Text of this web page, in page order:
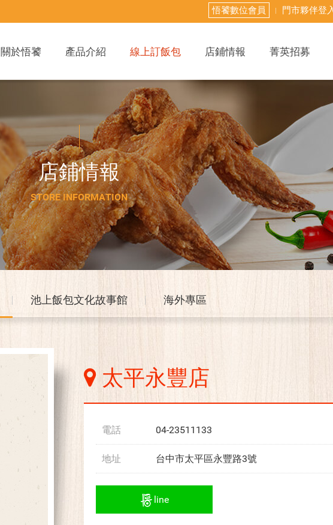
悟饕數位會員 門市夥伴登
關於悟饕 產品介紹 線上訂飯包 店鋪情報 菁英招募
店鋪情報
STORE INFORMATION
池上飯包文化故事館 海外專區
太平永豐店
電話 04-23511133
地址 台中市太平區永豐路3號
line